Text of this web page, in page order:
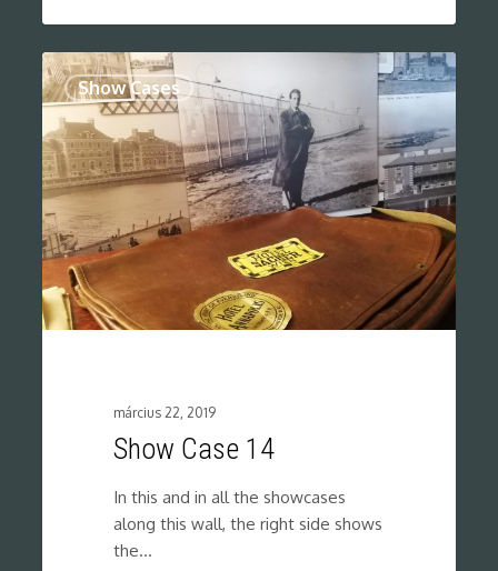
Show Cases
március 22, 2019
Show Case 14
In this and in all the showcases
along this wall, the right side shows
the…
0